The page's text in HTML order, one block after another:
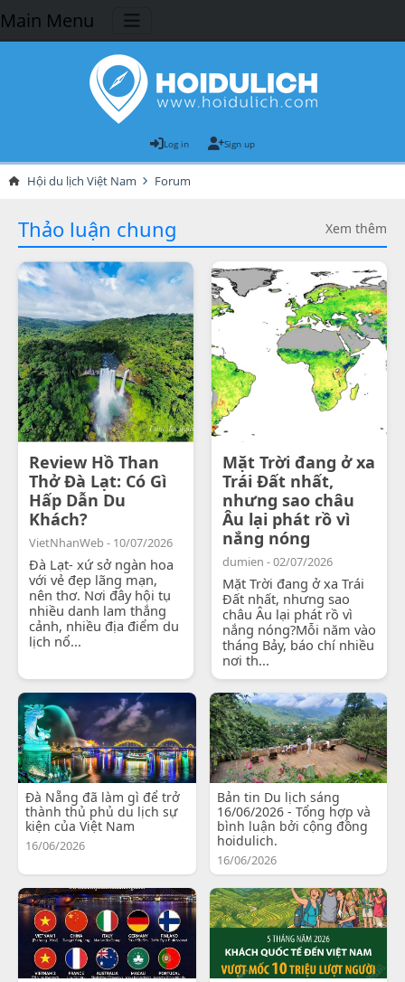
Main Menu
Log in Sign up
Hội du lịch Việt Nam Forum
Thảo luận chung Xem thêm
Review Hồ Than
Thở Đà Lạt: Có Gì
Hấp Dẫn Du
Khách?
VietNhanWeb - 10/07/2026
Đà Lạt- xứ sở ngàn hoa
với vẻ đẹp lãng mạn,
nên thơ. Nơi đây hội tụ
nhiều danh lam thắng
cảnh, nhiều địa điểm du
lịch nổ...
Mặt Trời đang ở xa
Trái Đất nhất,
nhưng sao châu
Âu lại phát rồ vì
nắng nóng
dumien - 02/07/2026
Mặt Trời đang ở xa Trái
Đất nhất, nhưng sao
châu Âu lại phát rồ vì
nắng nóng?Mỗi năm vào
tháng Bảy, báo chí nhiều
nơi th...
Đà Nẵng đã làm gì để trở
thành thủ phủ du lịch sự
kiện của Việt Nam
16/06/2026
Bản tin Du lịch sáng
16/06/2026 - Tổng hợp và
bình luận bởi cộng đồng
hoidulich.
16/06/2026